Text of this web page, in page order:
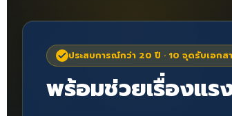
ประสบการณ์กว่า 20 ปี · 10 จุดรับเอกส
พร้อมช่วยเรื่องแร